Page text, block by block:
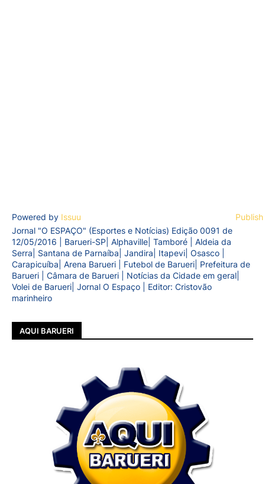
Powered by Issuu
Jornal "O ESPAÇO" (Esportes e Notícias) Edição 0091 de
12/05/2016 | Barueri-SP| Alphaville| Tamboré | Aldeia da
Serra| Santana de Parnaíba| Jandira| Itapevi| Osasco |
Carapicuíba| Arena Barueri | Futebol de Barueri| Prefeitura de
Barueri | Câmara de Barueri | Notícias da Cidade em geral|
Volei de Barueri| Jornal O Espaço | Editor: Cristovão
marinheiro
AQUI BARUERI